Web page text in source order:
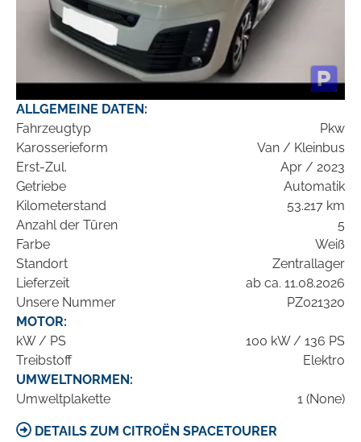
ALLGEMEINE DATEN:
Fahrzeugtyp
Pkw
Karosserieform
Van / Kleinbus
Erst-Zul.
Apr / 2023
Getriebe
Automatik
Kilometerstand
53.217 km
Anzahl der Türen
5
Farbe
Weiß
Standort
Zentrallager
Lieferzeit
ab ca. 11.08.2026
Unsere Nummer
PZ021320
MOTOR:
kW / PS
100 kW / 136 PS
Treibstoff
Elektro
UMWELTNORMEN:
Umweltplakette
1 (None)
DETAILS ZUM CITROËN SPACETOURER